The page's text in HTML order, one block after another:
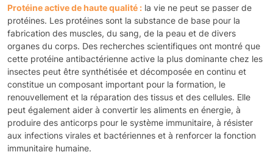
Protéine active de haute qualité : la vie ne peut se passer de
protéines. Les protéines sont la substance de base pour la
fabrication des muscles, du sang, de la peau et de divers
organes du corps. Des recherches scientifiques ont montré que
cette protéine antibactérienne active la plus dominante chez les
insectes peut être synthétisée et décomposée en continu et
constitue un composant important pour la formation, le
renouvellement et la réparation des tissus et des cellules. Elle
peut également aider à convertir les aliments en énergie, à
produire des anticorps pour le système immunitaire, à résister
aux infections virales et bactériennes et à renforcer la fonction
immunitaire humaine.